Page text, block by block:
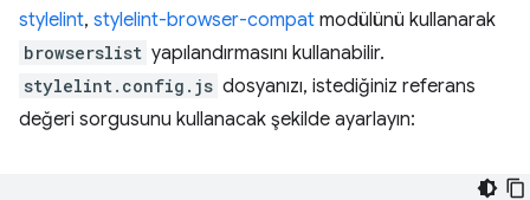
stylelint, stylelint-browser-compat modülünü kullanarak
browserslist yapılandırmasını kullanabilir.
stylelint.config.js dosyanızı, istediğiniz referans
değeri sorgusunu kullanacak şekilde ayarlayın: